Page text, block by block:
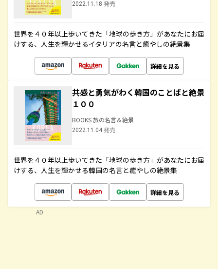
2022.11.18 発売
世界を４０年以上歩いてきた「地球の歩き方」があなたにお届
けする、人生を輝かせるイタリアの名言と癒やしの絶景集
詳細を見る
共感と勇気がわく韓国のことばと絶景
１００
BOOKS 旅の名言＆絶景
2022.11.04 発売
世界を４０年以上歩いてきた「地球の歩き方」があなたにお届
けする、人生を輝かせる韓国の名言と癒やしの絶景集
詳細を見る
AD